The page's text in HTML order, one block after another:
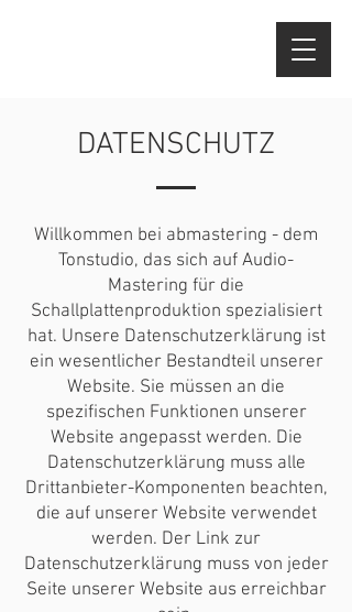
DATENSCHUTZ
Willkommen bei abmastering - dem
Tonstudio, das sich auf Audio-
Mastering für die
Schallplattenproduktion spezialisiert
hat. Unsere Datenschutzerklärung ist
ein wesentlicher Bestandteil unserer
Website. Sie müssen an die
spezifischen Funktionen unserer
Website angepasst werden. Die
Datenschutzerklärung muss alle
Drittanbieter-Komponenten beachten,
die auf unserer Website verwendet
werden. Der Link zur
Datenschutzerklärung muss von jeder
Seite unserer Website aus erreichbar